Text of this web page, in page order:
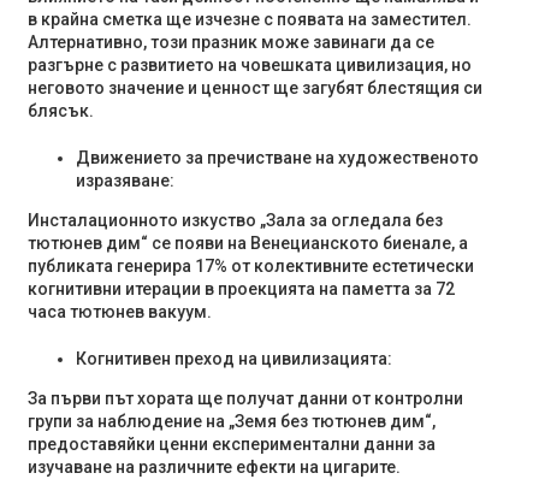
в крайна сметка ще изчезне с появата на заместител.
Алтернативно, този празник може завинаги да се
разгърне с развитието на човешката цивилизация, но
неговото значение и ценност ще загубят блестящия си
блясък.
Движението за пречистване на художественото
изразяване:
Инсталационното изкуство „Зала за огледала без
тютюнев дим“ се появи на Венецианското биенале, а
публиката генерира 17% от колективните естетически
когнитивни итерации в проекцията на паметта за 72
часа тютюнев вакуум.
Когнитивен преход на цивилизацията:
За първи път хората ще получат данни от контролни
групи за наблюдение на „Земя без тютюнев дим“,
предоставяйки ценни експериментални данни за
изучаване на различните ефекти на цигарите.